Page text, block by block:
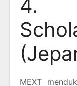
4.
MEXT